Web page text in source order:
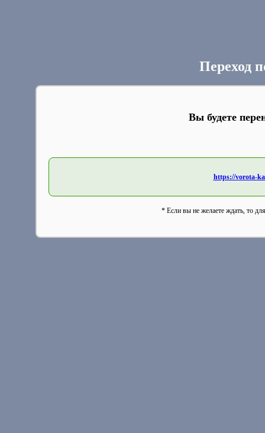
Переход
Вы будете
https://vorota-
* Если вы не желаете ждать, то